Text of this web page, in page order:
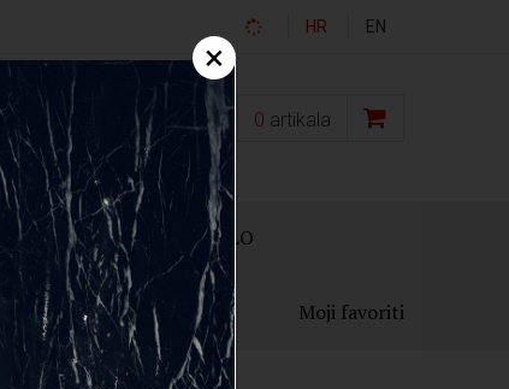
HR EN
0,00 € 0 artikala
PAKIRANJA OSTALO
Moji favoriti
×